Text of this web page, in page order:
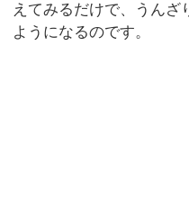
えてみるだけで、うんざ
ようになるのです。